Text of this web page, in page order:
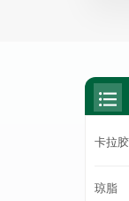
卡拉胶
琼脂